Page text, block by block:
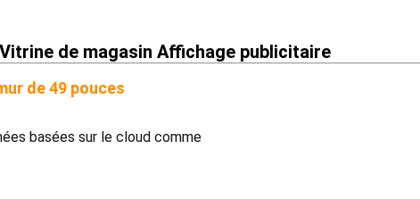
de magasin Affichage publicitaire
de 49 pouces
basées sur le cloud comme